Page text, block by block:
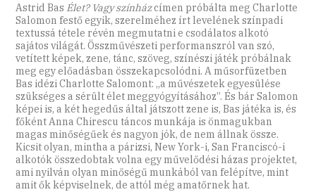
Astrid Bas Élet? Vagy színházcímen próbálta meg Charlotte
Salomon festő egyik, szerelméhez írt levelének színpadi
textussá tétele révén megmutatni e csodálatos alkotó
sajátos világát. Össz­művészeti performanszról van szó,
vetített képek, zene, tánc, szöveg, színészi játék próbálnak
meg egy előadásban összekapcsolódni. A műsorfüzetben
Bas idézi Charlotte Salomont: „a művészetek egyesülése
szükséges a sérült élet meggyógyításához”. És bár Salomon
képei is, a két hegedűs által játszott zene is, Bas játéka is, és
főként Anna Chirescu táncos munkája is önmagukban
magas minőségűek és nagyon jók, de nem állnak össze.
Kicsit olyan, mintha a párizsi, New York-i, San Franciscó-i
alkotók összedobtak volna egy művelődési házas projektet,
ami nyilván olyan minőségű munkából van felépítve, mint
amit ők képviselnek, de attól még amatőrnek hat.